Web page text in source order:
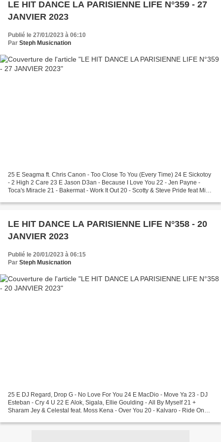
LE HIT DANCE LA PARISIENNE LIFE N°359 - 27
JANVIER 2023
Publié le 27/01/2023 à 06:10
Par Steph Musicnation
25 E Seagma ft. Chris Canon - Too Close To You (Every Time) 24 E Sickotoy
- 2 High 2 Care 23 E Jason D3an - Because I Love You 22 - Jen Payne -
Toca's Miracle 21 - Bakermat - Work It Out 20 - Scotty & Steve Pride feat Miss
LE HIT DANCE LA PARISIENNE LIFE N°358 - 20
JANVIER 2023
Publié le 20/01/2023 à 06:15
Par Steph Musicnation
25 E DJ Regard, Drop G - No Love For You 24 E MacDio - Move Ya 23 - DJ
Esteban - Cry 4 U 22 E Alok, Sigala, Ellie Goulding - All By Myself 21 +
Sharam Jey & Celestal feat. Moss Kena - Over You 20 - Kalvaro - Ride On